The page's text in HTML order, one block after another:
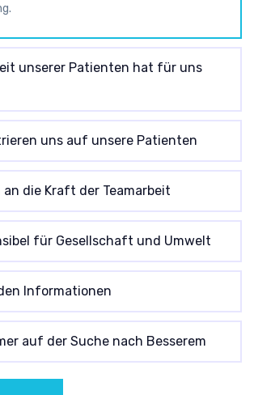
unserer Patienten hat für uns
uns auf unsere Patienten
an die Kraft der Teamarbeit
für Gesellschaft und Umwelt
Informationen
auf der Suche nach Besserem